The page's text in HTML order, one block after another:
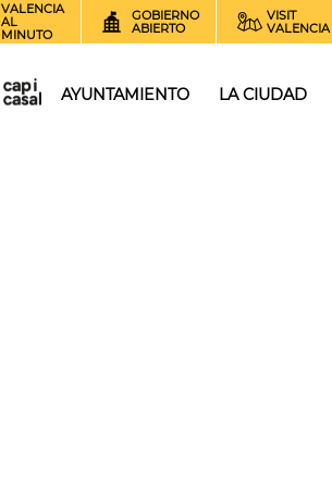
VALENCIA
AL
MINUTO
GOBIERNO
ABIERTO
VISIT
VALENCIA
AYUNTAMIENTO LA CIUDAD